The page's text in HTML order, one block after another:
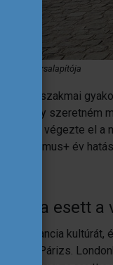
társalapítója
majd szakmai
hogy szeretném
TÁTK-n végezte el
Erasmus+ év
esett a
a francia
ezért Párizs.